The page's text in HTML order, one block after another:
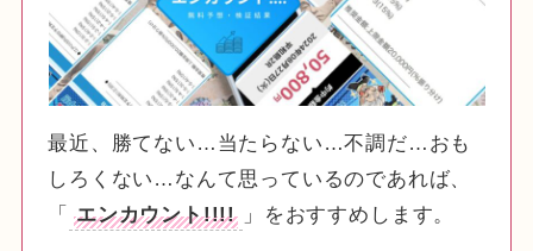
最近、勝てない…当たらない…不調だ…おも
しろくない…なんて思っているのであれば、
「
エンカウント!!!! 」をおすすめします。